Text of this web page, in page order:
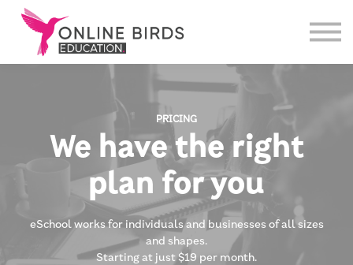
Über uns
PRICING
We have the right
plan for you
eSchool works for individuals and businesses of all sizes
and shapes.
Starting at just $19 per month.